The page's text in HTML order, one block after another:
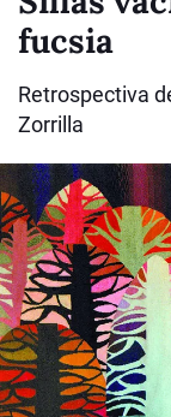
fucsia
Retrospectiva
Zorrilla